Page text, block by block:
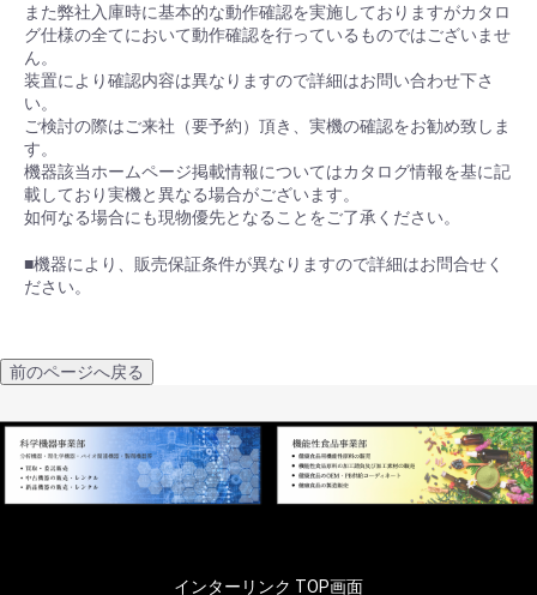
また弊社入庫時に基本的な動作確認を実施しておりますがカタロ
グ仕様の全てにおいて動作確認を行っているものではございませ
ん。
装置により確認内容は異なりますので詳細はお問い合わせ下さ
い。
ご検討の際はご来社（要予約）頂き、実機の確認をお勧め致しま
す。
機器該当ホームページ掲載情報についてはカタログ情報を基に記
載しており実機と異なる場合がございます。
如何なる場合にも現物優先となることをご了承ください。
■機器により、販売保証条件が異なりますので詳細はお問合せく
ださい。
前のページへ戻る
インターリンク TOP画面